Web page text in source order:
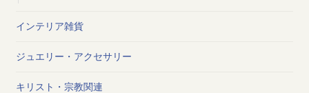
インテリア雑貨
ジュエリー・アクセサリー
キリスト・宗教関連